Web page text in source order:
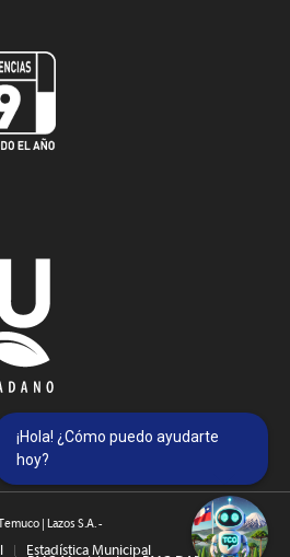
| Lazos S.A. -
Estadística Municipal
¡Hola! ¿Cómo puedo ayudarte
hoy?